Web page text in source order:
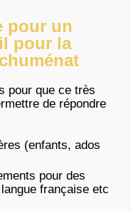
pour un
pour la
pour que ce très
de répondre
(enfants, ados
pour des
française etc